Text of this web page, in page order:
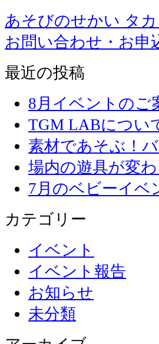
あそびのせかい タ
お問い合わせ・お申
最近の投稿
8月イベントのご
TGM LABについ
素材であそぶ！
場内の遊具が変
7月のベビーイベ
カテゴリー
イベント
イベント報告
お知らせ
未分類